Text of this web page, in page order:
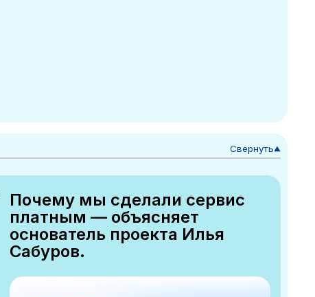
Свернуть▼
Почему мы сделали сервис
платным — объясняет
основатель проекта Илья
Сабуров.